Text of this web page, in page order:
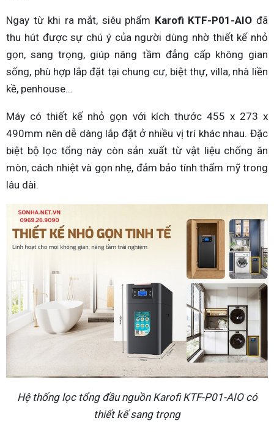
Ngay từ khi ra mắt, siêu phẩm Karofi KTF-P01-AIO đã
thu hút được sự chú ý của người dùng nhờ thiết kế nhỏ
gọn, sang trọng, giúp nâng tầm đẳng cấp không gian
sống, phù hợp lắp đặt tại chung cư, biệt thự, villa, nhà liền
kề, penhouse…
Máy có thiết kế nhỏ gọn với kích thước 455 x 273 x
490mm nên dễ dàng lắp đặt ở nhiều vị trí khác nhau. Đặc
biệt bộ lọc tổng này còn sản xuất từ vật liệu chống ăn
mòn, cách nhiệt và gọn nhẹ, đảm bảo tính thẩm mỹ trong
lâu dài.
Hệ thống lọc tổng đầu nguồn Karofi KTF-P01-AIO có
thiết kế sang trọng